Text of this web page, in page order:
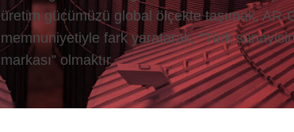
üretim gücümüzü global ölçekte taşımak, AR-
memnuniyetiyle fark yaratarak, “Türk
markası” olmaktır.